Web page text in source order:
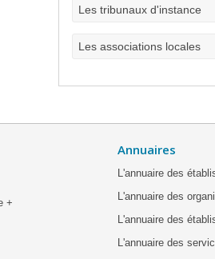
Les tribunaux d'instance
Les associations locales
+
Annuaires
L'annuaire des
L'annuaire des
L'annuaire des
L'annuaire des